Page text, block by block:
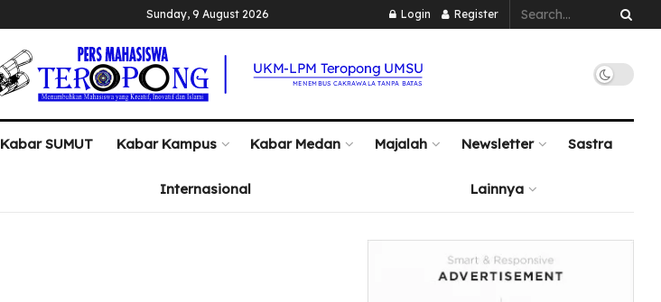
Sunday, 9 August 2026 Login Register
Kabar SUMUT Kabar Kampus Kabar Medan Majalah Newsletter Sastra
Internasional Lainnya